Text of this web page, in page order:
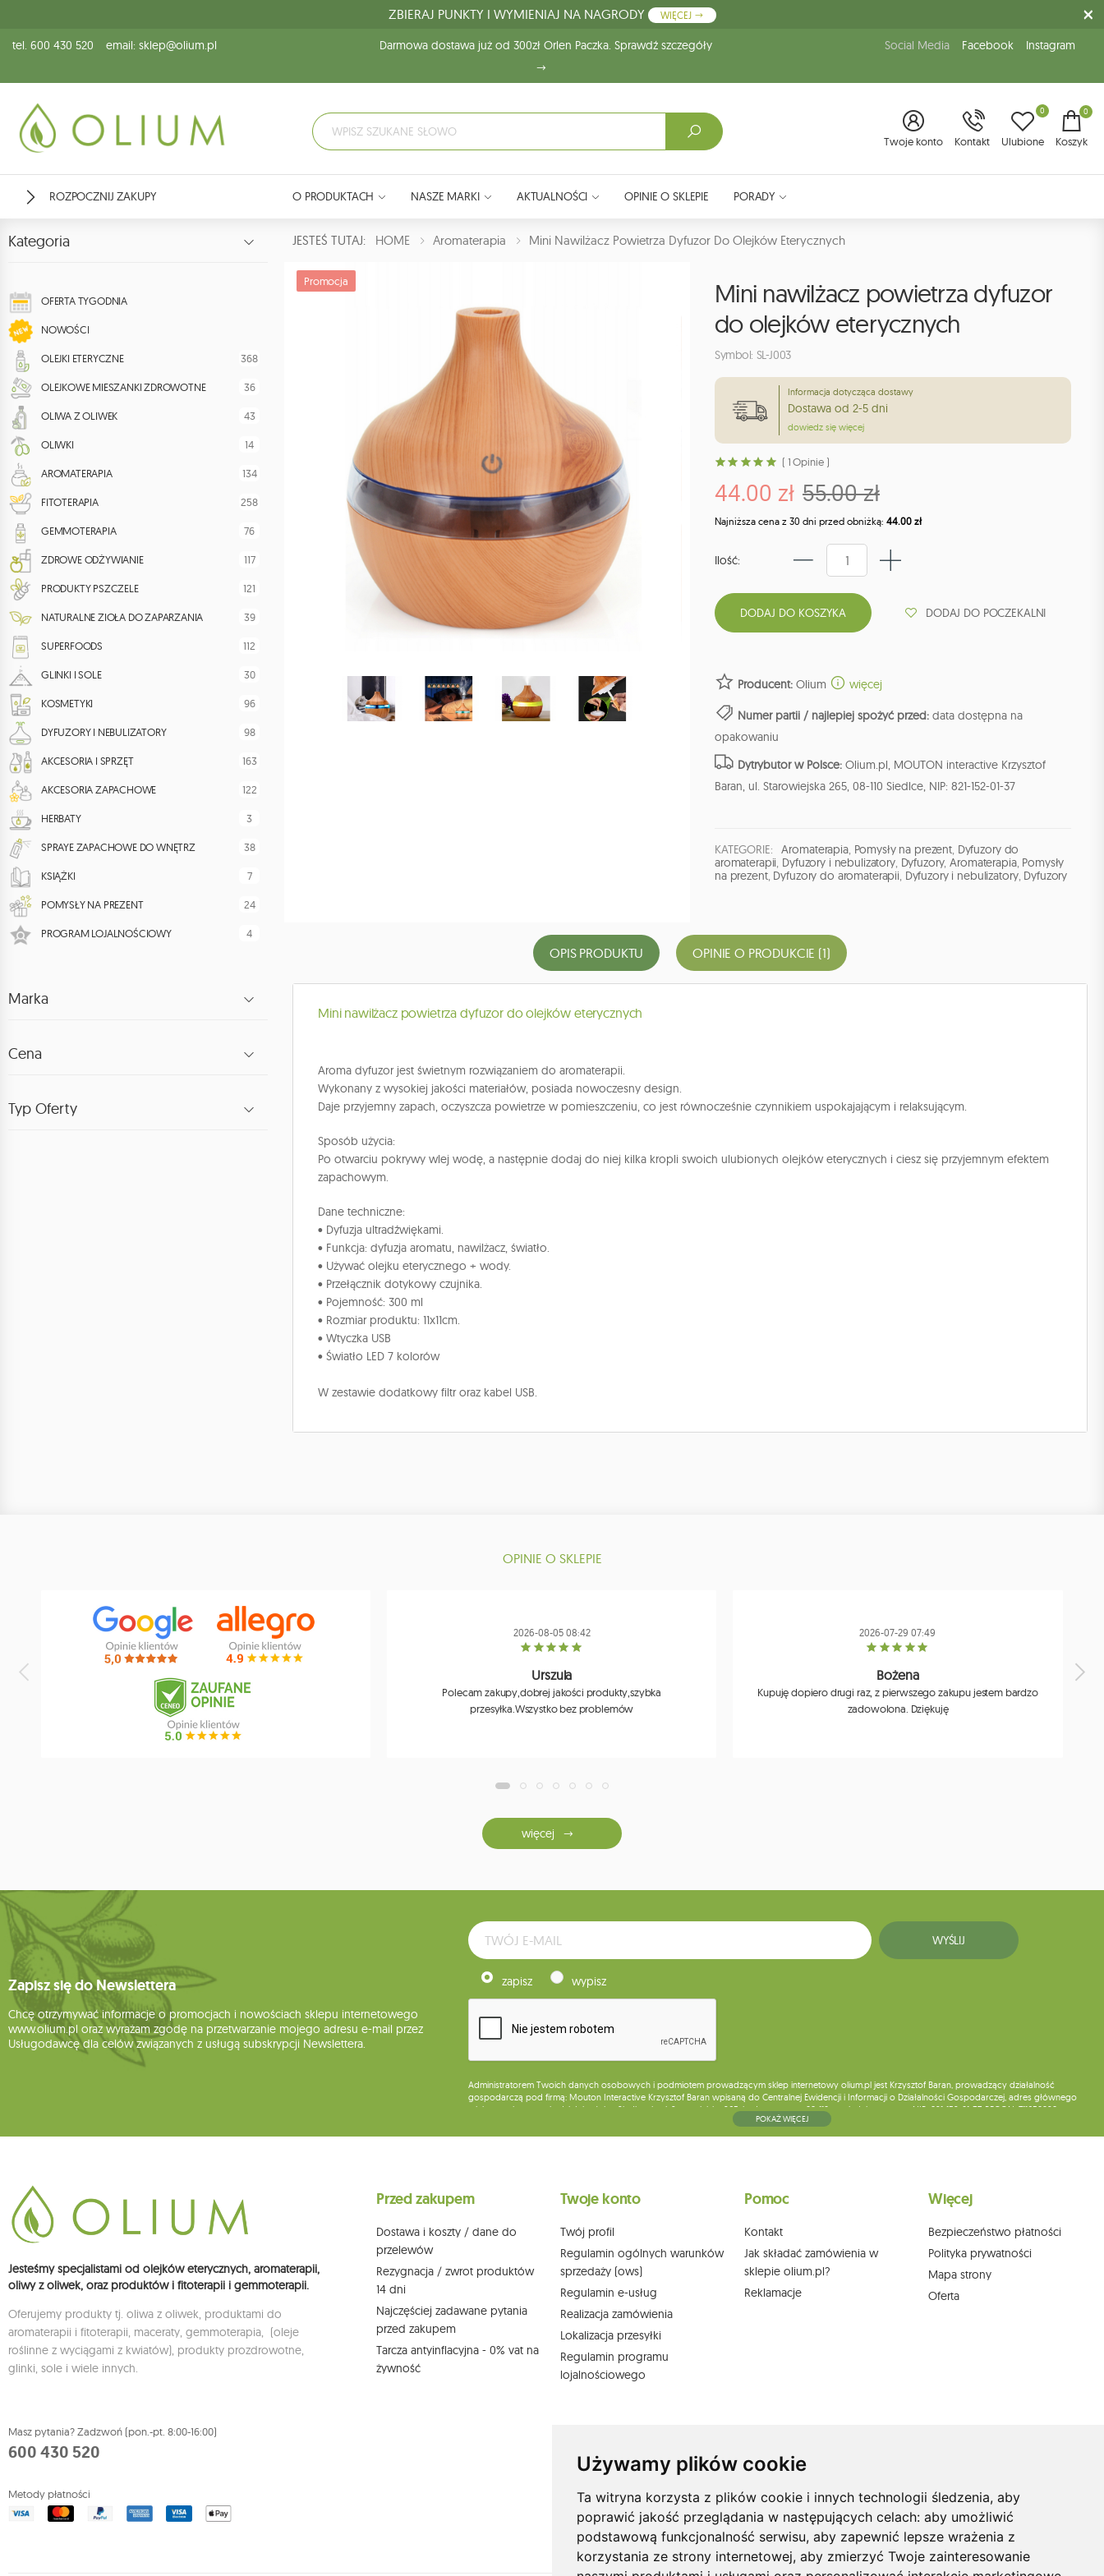
Używamy plików cookie
Ta witryna korzysta z plików cookie i innych technologii śledzenia, aby
poprawić jakość przeglądania w następujących celach: aby umożliwić
podstawową funkcjonalność serwisu, aby zapewnić lepsze wrażenia z
korzystania ze strony internetowej, aby zmierzyć Twoje zainteresowanie
ZBIERAJ PUNKTY I WYMIENIAJ NA NAGRODY WIĘCEJ
tel. 600 430 520 email: sklep@olium.pl Darmowa dostawa już od 300zł Orlen Paczka. Sprawdź szczegóły Social Media Facebook Instagram
Twoje konto Kontakt Ulubione
0 0
Koszyk
ROZPOCZNIJ ZAKUPY O PRODUKTACH NASZE MARKI AKTUALNOŚCI OPINIE O SKLEPIE PORADY
Kategoria
OFERTA TYGODNIA
NOWOŚCI
OLEJKI ETERYCZNE 368
OLEJKOWE MIESZANKI ZDROWOTNE 36
OLIWA Z OLIWEK 43
OLIWKI 14
AROMATERAPIA 134
FITOTERAPIA 258
GEMMOTERAPIA 76
ZDROWE ODŻYWIANIE 117
PRODUKTY PSZCZELE 121
NATURALNE ZIOŁA DO ZAPARZANIA 39
SUPERFOODS 112
GLINKI I SOLE 30
KOSMETYKI 96
DYFUZORY I NEBULIZATORY 98
AKCESORIA I SPRZĘT 163
AKCESORIA ZAPACHOWE 122
HERBATY 3
SPRAYE ZAPACHOWE DO WNĘTRZ 38
KSIĄŻKI 7
POMYSŁY NA PREZENT 24
PROGRAM LOJALNOŚCIOWY 4
Marka
Cena
Typ Oferty
JESTEŚ TUTAJ: HOME Aromaterapia Mini Nawilżacz Powietrza Dyfuzor Do Olejków Eterycznych
Promocja
Mini nawilżacz powietrza dyfuzor
do olejków eterycznych
Symbol: SL-J003
Informacja dotycząca dostawy
Dostawa od 2-5 dni
dowiedz się więcej
( 1 Opinie )
44.00 zł 55.00 zł
Najniższa cena z 30 dni przed obniżką: 44.00 zł
Ilość:
DODAJ DO POCZEKALNI
Producent: Olium więcej
Numer partii / najlepiej spożyć przed: data dostępna na
opakowaniu
Dytrybutor w Polsce: Olium.pl, MOUTON interactive Krzysztof
Baran, ul. Starowiejska 265, 08-110 Siedlce, NIP: 821-152-01-37
KATEGORIE: Aromaterapia, Pomysły na prezent, Dyfuzory do
aromaterapii, Dyfuzory i nebulizatory, Dyfuzory,Aromaterapia, Pomysły
na prezent, Dyfuzory do aromaterapii, Dyfuzory i nebulizatory, Dyfuzory
OPIS PRODUKTU OPINIE O PRODUKCIE (1)
Mini nawilżacz powietrza dyfuzor do olejków eterycznych
Aroma dyfuzor jest świetnym rozwiązaniem do aromaterapii.
Wykonany z wysokiej jakości materiałów, posiada nowoczesny design.
Daje przyjemny zapach, oczyszcza powietrze w pomieszczeniu, co jest równocześnie czynnikiem uspokajającym i relaksującym.
Sposób użycia:
Po otwarciu pokrywy wlej wodę, a następnie dodaj do niej kilka kropli swoich ulubionych olejków eterycznych i ciesz się przyjemnym efektem
zapachowym.
Dane techniczne:
• Dyfuzja ultradźwiękami.
• Funkcja: dyfuzja aromatu, nawilżacz, światło.
• Używać olejku eterycznego + wody.
• Przełącznik dotykowy czujnika.
• Pojemność: 300 ml
• Rozmiar produktu: 11x11cm.
• Wtyczka USB
• Światło LED 7 kolorów
W zestawie dodatkowy filtr oraz kabel USB.
OPINIE O SKLEPIE
2026-08-05 08:42
Urszula
Polecam zakupy,dobrej jakości produkty,szybka
przesyłka.Wszystko bez problemów
2026-07-29 07:49
Bożena
Kupuję dopiero drugi raz, z pierwszego zakupu jestem bardzo
zadowolona. Dziękuję
więcej
Zapisz się do Newslettera
Chcę otrzymywać informacje o promocjach i nowościach sklepu internetowego
www.olium.pl oraz wyrażam zgodę na przetwarzanie mojego adresu e-mail przez
Usługodawcę dla celów związanych z usługą subskrypcji Newslettera.
WYŚLIJ
zapisz wypisz
Administratorem Twoich danych osobowych i podmiotem prowadzącym sklep internetowy olium.pl jest Krzysztof Baran, prowadzący działalność
gospodarczą pod firmą: Mouton Interactive Krzysztof Baran wpisaną do Centralnej Ewidencji i Informacji o Działalności Gospodarczej, adres głównego
miejsca wykonywania działalności w Siedlcach, ul. Starowiejska 265, kod pocztowy: 08-110, posiadający numer NIP: 821-152-01-37, REGON: 711650928 .
Dane będą przetwarzane w celu wysyłki newslettera i przechowywane do chwili rezygnacji z subskrypcji.
działem obsługi klienta Mouton Interactive pod adresem e-mail lub pisemnie na adres siedziby.
POKAŻ WIĘCEJ
Jesteśmy specjalistami od olejków eterycznych, aromaterapii,
oliwy z oliwek, oraz produktów i fitoterapii i gemmoterapii.
Oferujemy produkty tj. oliwa z oliwek, produktami do
aromaterapii i fitoterapii, maceraty, gemmoterapia, (oleje
roślinne z wyciągami z kwiatów), produkty prozdrowotne,
glinki, sole i wiele innych.
Masz pytania? Zadzwoń (pon.-pt. 8:00-16:00)
600 430 520
Metody płatności
Przed zakupem
Dostawa i koszty / dane do
przelewów
Rezygnacja / zwrot produktów
14 dni
Najczęściej zadawane pytania
przed zakupem
Tarcza antyinflacyjna - 0% vat na
żywność
Twoje konto
Twój profil
Regulamin ogólnych warunków
sprzedaży (ows)
Regulamin e-usług
Realizacja zamówienia
Lokalizacja przesyłki
Regulamin programu
lojalnościowego
Pomoc
Kontakt
Jak składać zamówienia w
sklepie olium.pl?
Reklamacje
Więcej
Bezpieczeństwo płatności
Polityka prywatności
Mapa strony
Oferta